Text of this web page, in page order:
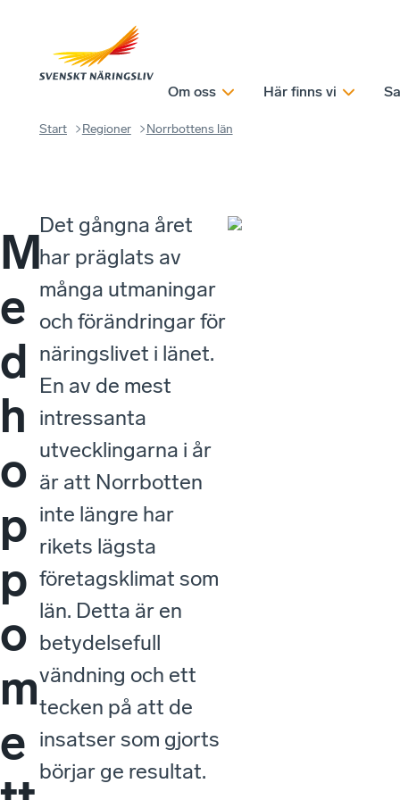
Om oss Här finns vi
Start Regioner Norrbottens län
M
e
d
h
o
p
p
o
m
e
Det gångna året
har präglats av
många utmaningar
och förändringar för
näringslivet i länet.
En av de mest
intressanta
utvecklingarna i år
är att Norrbotten
inte längre har
rikets lägsta
företagsklimat som
län. Detta är en
betydelsefull
vändning och ett
tecken på att de
insatser som gjorts
börjar ge resultat.